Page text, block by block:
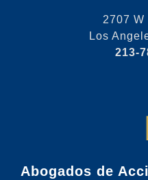
2707
Los
213-
Abogados de